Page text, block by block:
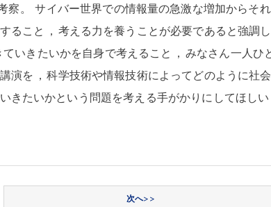
察 。
サイバー世界での情報量の急激な増加からそれ
ること ， 考える力を養うことが必要であると強調し
いきたいかを自身で考えること ， みなさん一人ひ
演を ， 科学技術や情報技術によってどのように社会
きたいかという問題を考える手がかりにしてほしい
次へ>>